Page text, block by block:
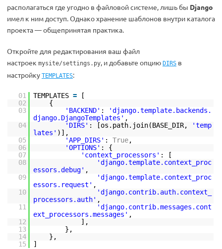
располагаться где угодно в файловой системе, лишь бы Django
имел к ним доступ. Однако хранение шаблонов внутри каталога
проекта — общепринятая практика.
Откройте для редактирования ваш файл
настроек mysite/settings.py, и добавьте опцию DIRS в
настройку TEMPLATES:
01 TEMPLATES =
[
02
{
03
'BACKEND' :
'django.template.backends.
django.DjangoTemplates' ,
04
'DIRS' : [os.path.join(BASE_DIR,
'temp
lates' )],
05
'APP_DIRS' : True,
06
'OPTIONS' : {
07
'context_processors' : [
08
'django.template.context_proc
essors.debug' ,
09
'django.template.context_proc
essors.request' ,
10
'django.contrib.auth.context_
processors.auth' ,
11
'django.contrib.messages.cont
ext_processors.messages' ,
12
],
13
},
14
},
15
]